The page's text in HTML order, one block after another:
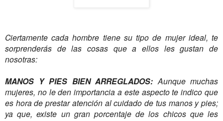
Ciertamente cada hombre tiene su tipo de mujer ideal, te
sorprenderás de las cosas que a ellos les gustan de
nosotras:
MANOS Y PIES BIEN ARREGLADOS: Aunque muchas
mujeres, no le den importancia a este aspecto te indico que
es hora de prestar atención al cuidado de tus manos y pies;
ya que, existe un gran porcentaje de los chicos que les